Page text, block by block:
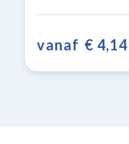
vanaf € 4,14